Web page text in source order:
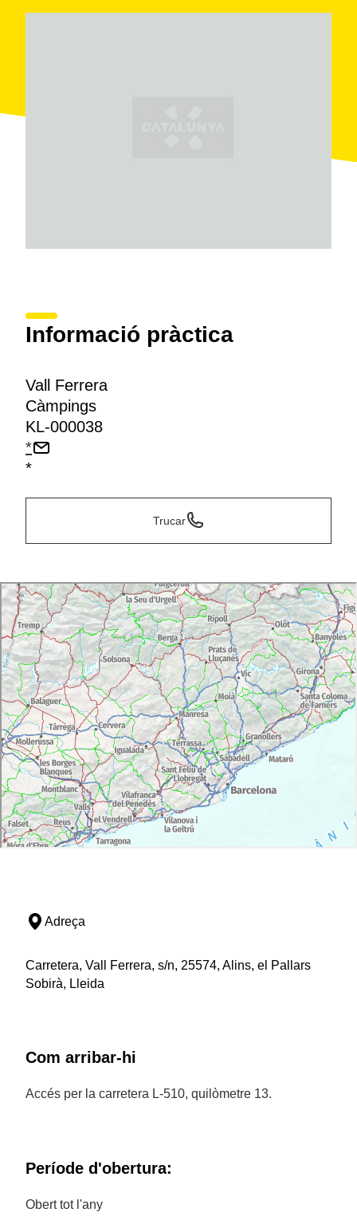
Informació pràctica
Vall Ferrera
Càmpings
KL-000038
*
*
Trucar
Adreça
Carretera, Vall Ferrera, s/n, 25574, Alins, el Pallars
Sobirà, Lleida
Com arribar-hi
Accés per la carretera L-510, quilòmetre 13.
Període d'obertura:
Obert tot l'any